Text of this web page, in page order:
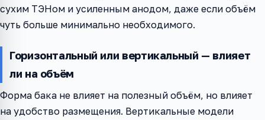
сухим ТЭНом и усиленным анодом, даже если объём
чуть больше минимально необходимого.
Горизонтальный или вертикальный — влияет
ли на объём
Форма бака не влияет на полезный объём, но влияет
на удобство размещения. Вертикальные модели